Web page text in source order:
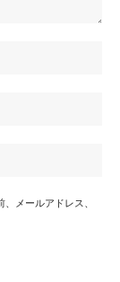
メールアドレス、